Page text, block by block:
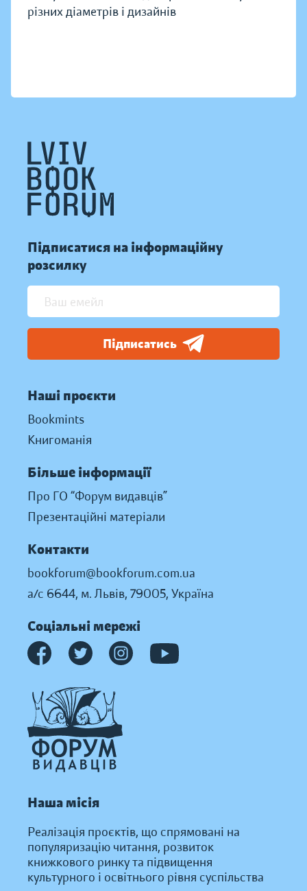
різних діаметрів і дизайнів
Підписатися на інформаційну
розсилку
Підписатись
Наші проєкти
Bookmints
Книгоманія
Більше інформації
Про ГО “Форум видавців”
Презентаційні матеріали
Контакти
bookforum@bookforum.com.ua
а/с 6644, м. Львів, 79005, Україна
Соціальні мережі
Наша місія
Реалізація проєктів, що спрямовані на
популяризацію читання, розвиток
книжкового ринку та підвищення
культурного і освітнього рівня суспільства